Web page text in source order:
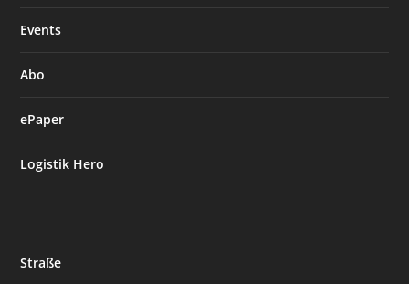
Events
Abo
ePaper
Logistik Hero
Straße